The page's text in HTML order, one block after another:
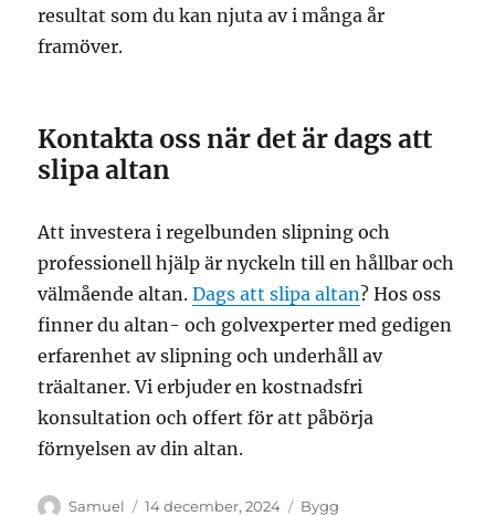
resultat som du kan njuta av i många år
framöver.
Kontakta oss när det är dags att
slipa altan
Att investera i regelbunden slipning och
professionell hjälp är nyckeln till en hållbar och
välmående altan.Dags att slipa altan? Hos oss
finner du altan- och golvexperter med gedigen
erfarenhet av slipning och underhåll av
träaltaner. Vi erbjuder en kostnadsfri
konsultation och offert för att påbörja
förnyelsen av din altan.
Författare
Samuel
Publicerat
14 december, 2024 Kategorier
Bygg